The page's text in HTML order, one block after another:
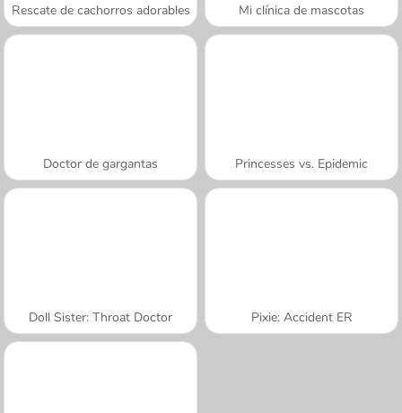
Rescate de cachorros adorables Mi clínica de mascotas
Doctor de gargantas Princesses vs. Epidemic
Doll Sister: Throat Doctor Pixie: Accident ER